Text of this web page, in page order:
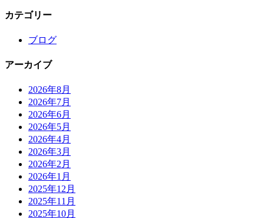
カテゴリー
ブログ
アーカイブ
2026年8月
2026年7月
2026年6月
2026年5月
2026年4月
2026年3月
2026年2月
2026年1月
2025年12月
2025年11月
2025年10月